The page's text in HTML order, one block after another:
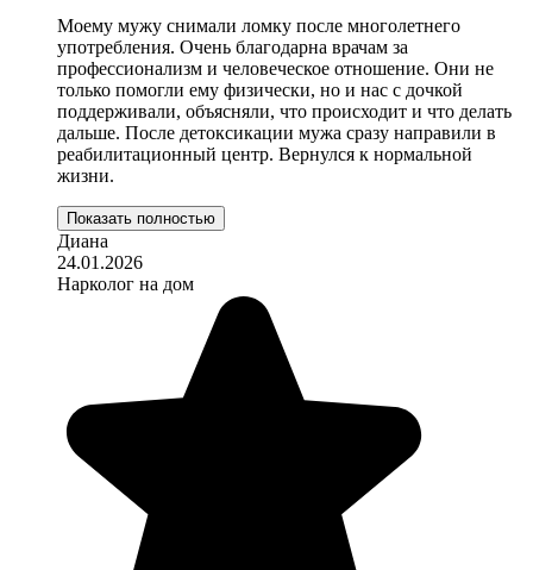
Моему мужу снимали ломку после многолетнего
употребления. Очень благодарна врачам за
профессионализм и человеческое отношение. Они не
только помогли ему физически, но и нас с дочкой
поддерживали, объясняли, что происходит и что делать
дальше. После детоксикации мужа сразу направили в
реабилитационный центр. Вернулся к нормальной
жизни.
Показать полностью
Диана
24.01.2026
Нарколог на дом